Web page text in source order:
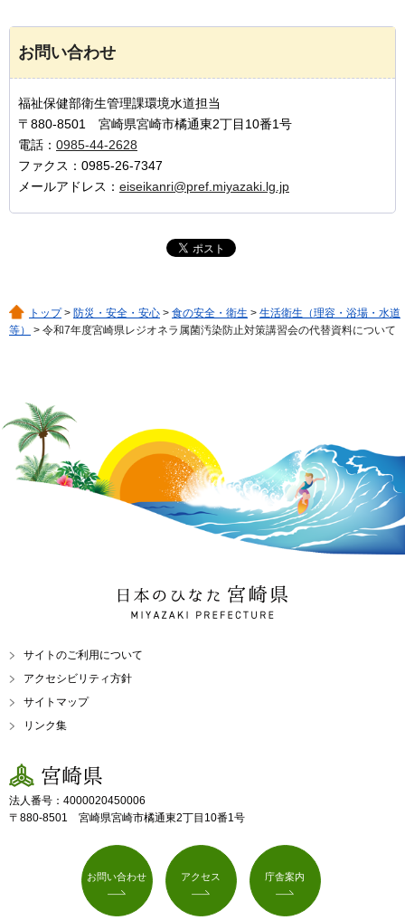
お問い合わせ
福祉保健部衛生管理課環境水道担当
〒880-8501 宮崎県宮崎市橘通東2丁目10番1号
電話： 0985-44-2628
ファクス：0985-26-7347
メールアドレス： eiseikanri@pref.miyazaki.lg.jp
トップ> 防災・安全・安心 > 食の安全・衛生 > 生活衛生（理容・浴場・水道
等）
> 令和7年度宮崎県レジオネラ属菌汚染防止対策講習会の代替資料について
日本のひなた 宮崎県
MIYAZAKI PREFECTURE
サイトのご利用について
アクセシビリティ方針
サイトマップ
リンク集
宮崎県
法人番号：4000020450006
〒880-8501 宮崎県宮崎市橘通東2丁目10番1号
お問い合わせ アクセス 庁舎案内